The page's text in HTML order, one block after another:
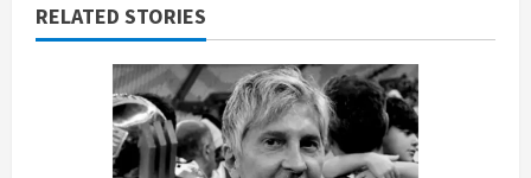
RELATED STORIES